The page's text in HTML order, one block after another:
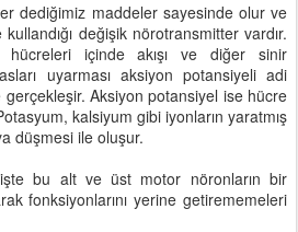
dediğimiz maddeler sayesinde olur ve
değişik nörotransmitter vardır.
hücreleri içinde akışı ve diğer sinir
uyarması aksiyon potansiyeli adi
gerçekleşir. Aksiyon potansiyel ise hücre
kalsiyum gibi iyonların yaratmış
düşmesi ile oluşur.
işte bu alt ve üst motor nöronların bir
fonksiyonlarını yerine getirememeleri